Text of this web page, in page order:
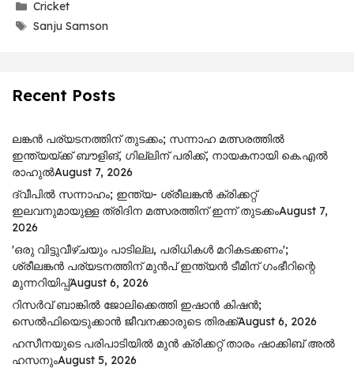
Categories
Cricket
Tags
Sanju Samson
Recent Posts
ലങ്കൻ പര്യടനത്തിന് തുടക്കം; സന്നാഹ മത്സരത്തിൽ
ഇന്ത്യയ്ക്ക് ബൗളിങ്, ഗില്ലിന് പരിക്ക്, നായകനായി കെ.എൽ
രാഹുൽAugust 7, 2026
ദ്വീപിൽ സന്നാഹം; ഇന്ത്യ- ശ്രീലങ്കൻ ക്രിക്കറ്റ്
ഇലവനുമായുള്ള ത്രിദിന മത്സരത്തിന് ഇന്ന് തുടക്കംAugust 7,
2026
'ഒരു വിട്ടുവീഴ്ചയും പാടില്ല, പരിധികൾ മറികടക്കണം';
ശ്രീലങ്കൻ പര്യടനത്തിന് മുൻപ് ഇന്ത്യൻ ടീമിന് ഗംഭീറിന്റെ
മുന്നറിയിപ്പ്August 6, 2026
റിസര്‍വ് ബാങ്കിൽ ജോലിക്കെത്തി ഇഷാന്‍ കിഷന്‍;
സെൽഫിയെടുക്കാൻ ജീവനക്കാരുടെ തിരക്ക്August 6, 2026
ഹസീനയുടെ പരിപാടിയിൽ മുൻ ക്രിക്കറ്റ് താരം ഷാക്കിബ് അൽ
ഹസനുംAugust 5, 2026